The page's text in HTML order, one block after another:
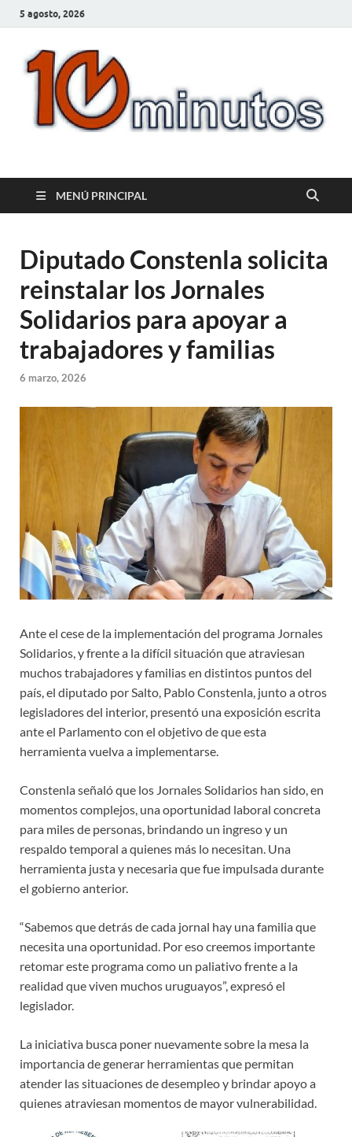
5 agosto, 2026
10minutos.com.uy
MENÚ PRINCIPAL
Diputado Constenla solicita
reinstalar los Jornales
Solidarios para apoyar a
trabajadores y familias
6 marzo, 2026
Ante el cese de la implementación del programa Jornales
Solidarios, y frente a la difícil situación que atraviesan
muchos trabajadores y familias en distintos puntos del
país, el diputado por Salto, Pablo Constenla, junto a otros
legisladores del interior, presentó una exposición escrita
ante el Parlamento con el objetivo de que esta
herramienta vuelva a implementarse.
Constenla señaló que los Jornales Solidarios han sido, en
momentos complejos, una oportunidad laboral concreta
para miles de personas, brindando un ingreso y un
respaldo temporal a quienes más lo necesitan. Una
herramienta justa y necesaria que fue impulsada durante
el gobierno anterior.
“Sabemos que detrás de cada jornal hay una familia que
necesita una oportunidad. Por eso creemos importante
retomar este programa como un paliativo frente a la
realidad que viven muchos uruguayos”, expresó el
legislador.
La iniciativa busca poner nuevamente sobre la mesa la
importancia de generar herramientas que permitan
atender las situaciones de desempleo y brindar apoyo a
quienes atraviesan momentos de mayor vulnerabilidad.